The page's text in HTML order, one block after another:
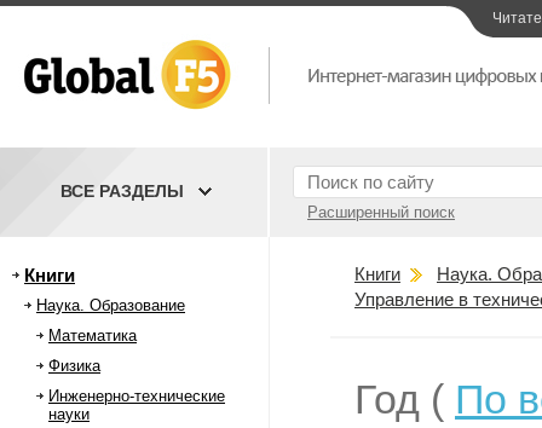
Расширенный поиск
ВСЕ РАЗДЕЛЫ
Книги
Наука. Образование
Математика
Физика
Инженерно-технические
науки
Книги
Наука.
Управление в
Год ( По